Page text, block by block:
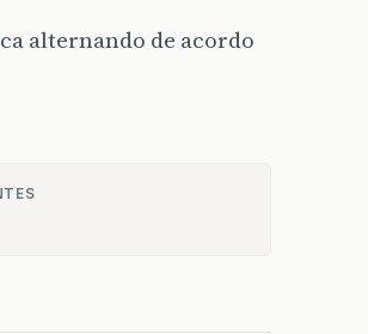
alternando de acordo